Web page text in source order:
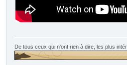
De tous ceux qui n'ont rien à dire, les plus